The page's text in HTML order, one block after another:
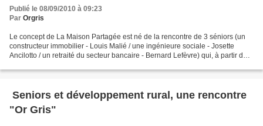
Publié le 08/09/2010 à 09:23
Par Orgris
Le concept de La Maison Partagée est né de la rencontre de 3 séniors (un
constructeur immobilier - Louis Malié / une ingénieure sociale - Josette
Ancilotto / un retraité du secteur bancaire - Bernard Lefèvre) qui, à partir de
Seniors et développement rural, une rencontre
"Or Gris"